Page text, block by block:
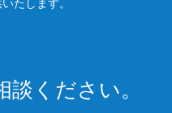
たします。
ください。